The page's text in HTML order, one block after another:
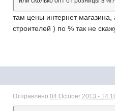
там цены интернет магазина,
строителей ) по % так не
Отправлено04 October 2013 -